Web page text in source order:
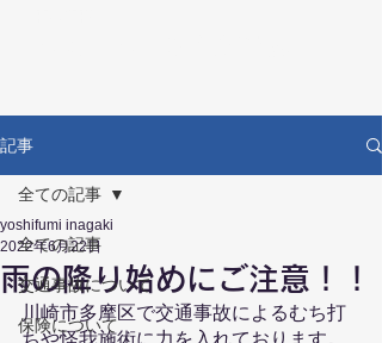
記事
全ての記事
交通事故について
保険について
全ての記事
雨の降り始めにご注意！！
yoshifumi inagaki
2022年6月22日
川崎市多摩区で交通事故によるむち打
ちや怪我施術に力を入れております。